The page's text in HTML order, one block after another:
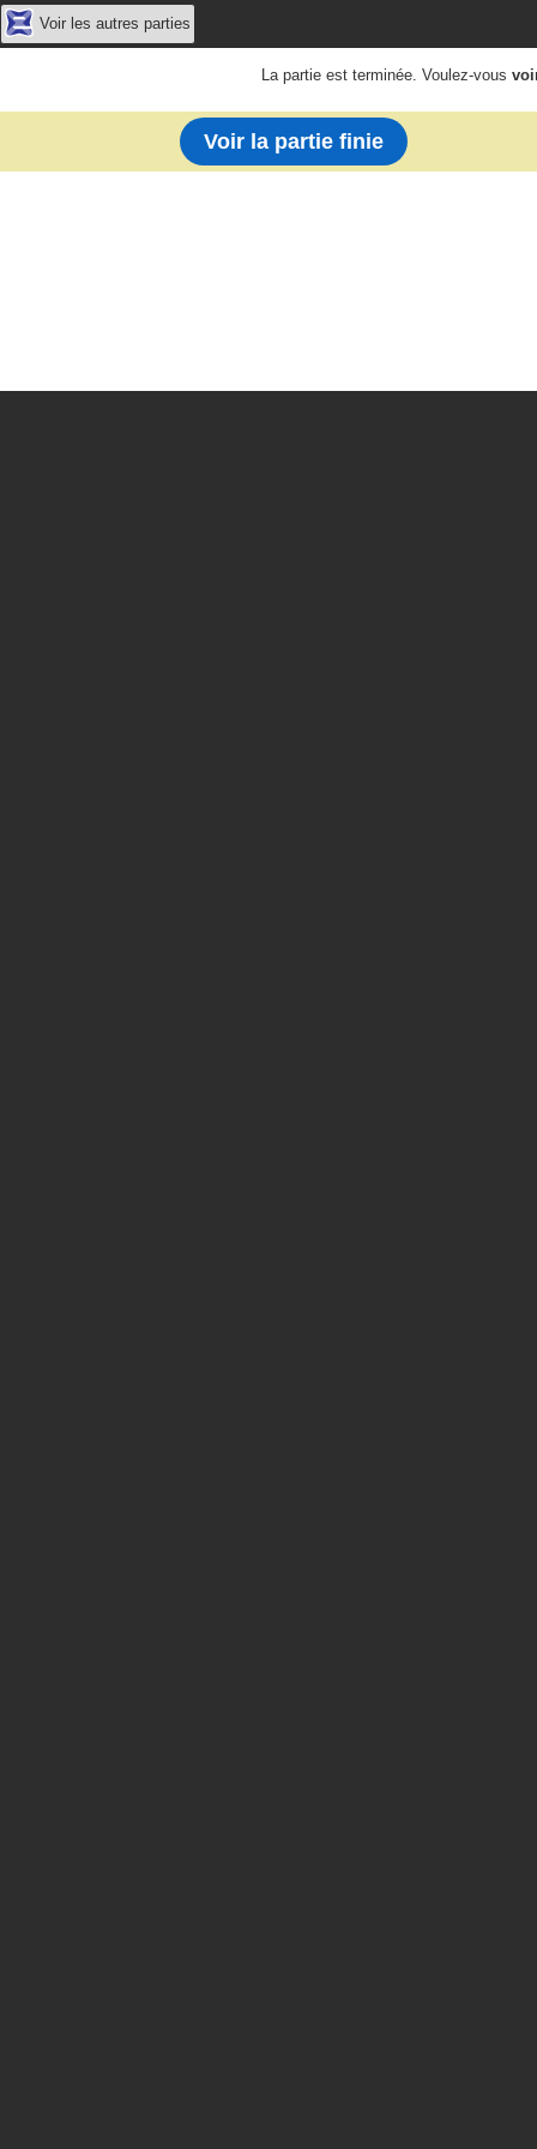
Voir les autres parties
La partie est terminée. Voulez-vous
Voir la partie finie